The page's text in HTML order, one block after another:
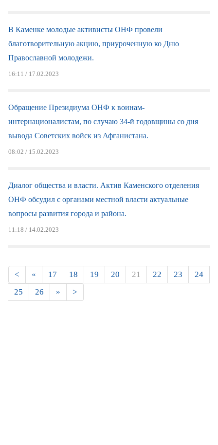
В Каменке молодые активисты ОНФ провели
благотворительную акцию, приуроченную ко Дню
Православной молодежи.
16:11 / 17.02.2023
Обращение Президиума ОНФ к воинам-
интернационалистам, по случаю 34-й годовщины со дня
вывода Советских войск из Афганистана.
08:02 / 15.02.2023
Диалог общества и власти. Актив Каменского отделения
ОНФ обсудил с органами местной власти актуальные
вопросы развития города и района.
11:18 / 14.02.2023
< « 17 18 19 20 21 22 23
24
25
26 » >